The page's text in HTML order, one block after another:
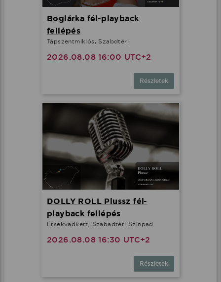
Boglárka fél-playback
fellépés
Tápszentmiklós, Szabdtéri
2026.08.08 16:00 UTC+2
Részletek
DOLLY ROLL Plussz fél-
playback fellépés
Érsekvadkert, Szabadtéri Színpad
2026.08.08 16:30 UTC+2
Részletek